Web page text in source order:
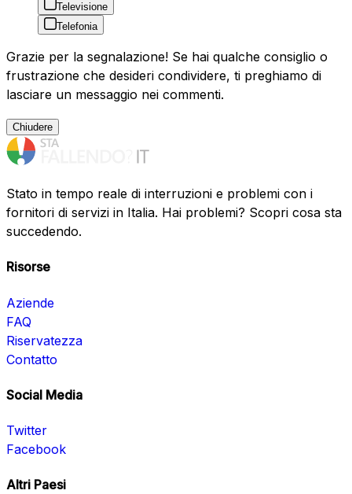
Televisione
Telefonia
Grazie per la segnalazione! Se hai qualche consiglio o
frustrazione che desideri condividere, ti preghiamo di
lasciare un messaggio nei commenti.
Chiudere
Stato in tempo reale di interruzioni e problemi con i
fornitori di servizi in Italia. Hai problemi? Scopri cosa sta
succedendo.
Risorse
Aziende
FAQ
Riservatezza
Contatto
Social Media
Twitter
Facebook
Altri Paesi